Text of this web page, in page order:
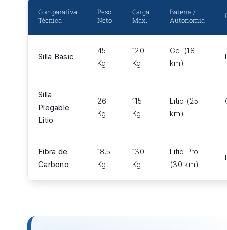
Comparativa
Técnica
Peso
Neto
Carga
Max.
Batería /
Autonomía
Silla Basic
45
Kg
120
Kg
Gel (18
km)
Silla
Plegable
Litio
26
Kg
115
Kg
Litio (25
km)
Fibra de
Carbono
18.5
Kg
130
Kg
Litio Pro
(30 km)